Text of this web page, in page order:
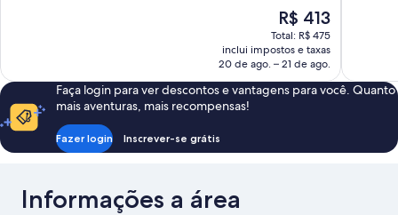
avaliações
O
preço
é
de
R$ 413
R$ 413
Total: R$ 475
inclui impostos e taxas
20 de ago. – 21 de ago.
Faça login para ver descontos e vantagens para você. Quanto
mais aventuras, mais recompensas!
Fazer login Inscrever-se grátis
Informações a área